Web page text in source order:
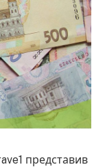
представив